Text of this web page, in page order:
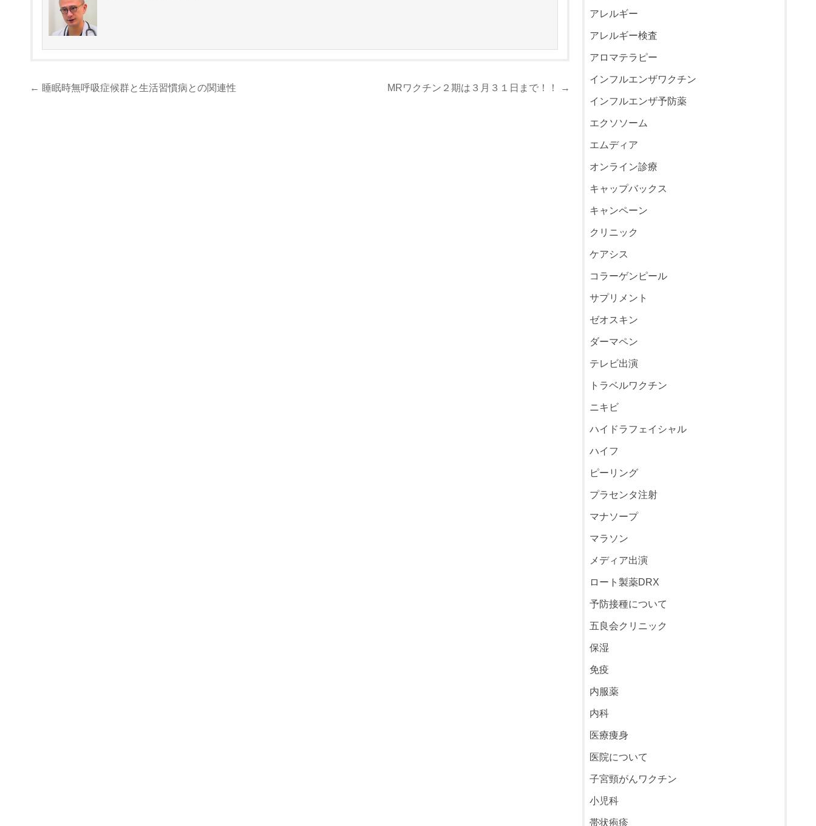
投
← 睡眠時無呼吸症候群と生活習慣病との関連性 MRワクチン２期は３月３１日まで！！ →
アレルギー
アレルギー検査
アロマテラピー
インフルエンザワクチン
インフルエンザ予防薬
エクソソーム
エムディア
オンライン診療
キャップバックス
キャンペーン
クリニック
ケアシス
コラーゲンピール
サプリメント
ゼオスキン
ダーマペン
テレビ出演
トラベルワクチン
ニキビ
ハイドラフェイシャル
ハイフ
ピーリング
プラセンタ注射
マナソープ
マラソン
メディア出演
ロート製薬DRX
予防接種について
五良会クリニック
保湿
免疫
内服薬
内科
医療痩身
医院について
子宮頸がんワクチン
小児科
帯状疱疹